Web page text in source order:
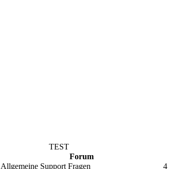
TEST
Forum
Allgemeine Support Fragen
4